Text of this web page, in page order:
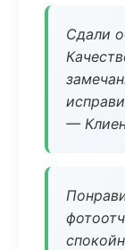
Сдали
—